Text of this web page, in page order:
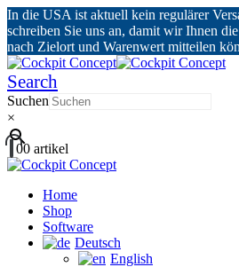
In die USA ist aktuell kein regulärer
schreiben Sie uns an, damit wir Ihnen
nach Zielort und Warenwert mitteilen
Search
Suchen
×
00 artikel
Home
Shop
Software
Deutsch
English